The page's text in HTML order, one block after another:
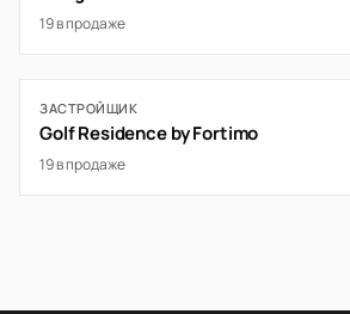
19 в продаже
ЗАСТРОЙЩИК
Golf Residence by Fortimo
19 в продаже